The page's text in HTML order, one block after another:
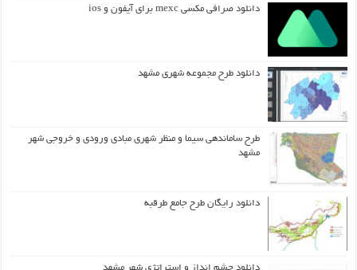
دانلود صرافی مکسی mexc برای آیفون و ios
دانلود طرح مجموعه شهری مشهد
طرح ساماندهی سیما و منظر شهری مبادی ورودی و خروجی شهر
مشهد
دانلود رایگان طرح جامع طرقبه
دانلود چشم انداز و استراتژی شهر مشهد